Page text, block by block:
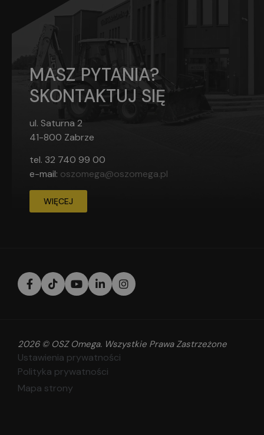
MASZ PYTANIA?
SKONTAKTUJ SIĘ
ul. Saturna 2
41-800 Zabrze
tel. 32 740 99 00
e-mail: oszomega@oszomega.pl
WIĘCEJ
2026 © OSZ Omega. Wszystkie Prawa Zastrzeżone
Ustawienia prywatności
Polityka prywatności
Mapa strony